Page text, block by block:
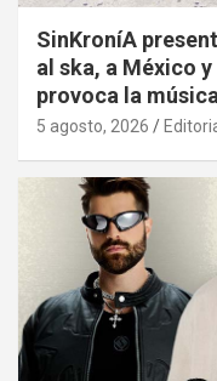
SinKroníA
al ska, a México
provoca la música
5 agosto, 2026